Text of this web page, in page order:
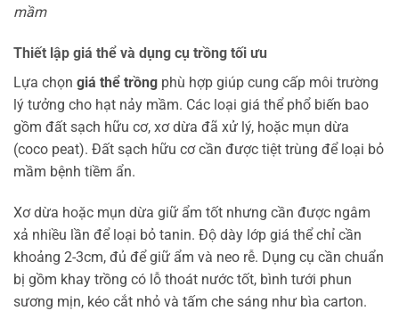
mầm
Thiết lập giá thể và dụng cụ trồng tối ưu
Lựa chọn giá thể trồng phù hợp giúp cung cấp môi trường
lý tưởng cho hạt nảy mầm. Các loại giá thể phổ biến bao
gồm đất sạch hữu cơ, xơ dừa đã xử lý, hoặc mụn dừa
(coco peat). Đất sạch hữu cơ cần được tiệt trùng để loại bỏ
mầm bệnh tiềm ẩn.
Xơ dừa hoặc mụn dừa giữ ẩm tốt nhưng cần được ngâm
xả nhiều lần để loại bỏ tanin. Độ dày lớp giá thể chỉ cần
khoảng 2-3cm, đủ để giữ ẩm và neo rễ. Dụng cụ cần chuẩn
bị gồm khay trồng có lỗ thoát nước tốt, bình tưới phun
sương mịn, kéo cắt nhỏ và tấm che sáng như bìa carton.